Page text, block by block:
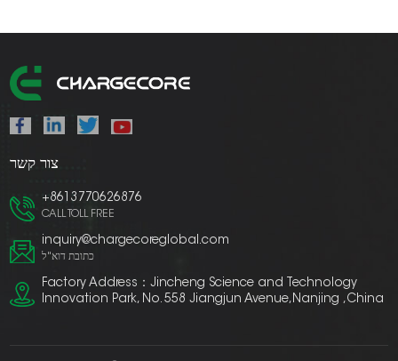
צור קשר
+8613770626876
CALL TOLL FREE
inquiry@chargecoreglobal.com
כתובת דוא"ל
Factory Address：Jincheng Science and Technology
Innovation Park, No. 558 Jiangjun Avenue,Nanjing ,China